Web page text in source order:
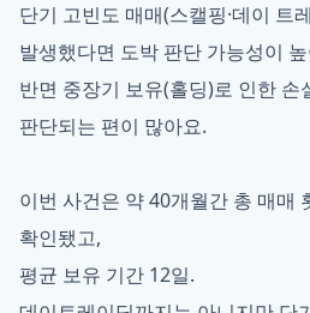
단기 고빈도 매매(스캘핑·데이 트
발생했다면 도박 판단 가능성이
반면 중장기 보유(홀딩)로 인한 손
판단되는 편이 많아요.
이번 사건은 약 40개월간 총 매매
확인됐고,
평균 보유 기간 12일.